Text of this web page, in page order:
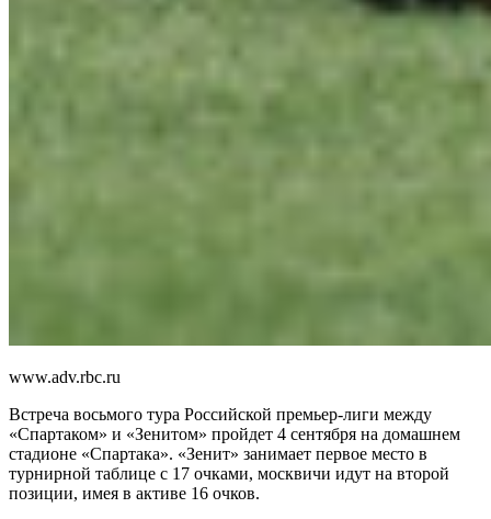
www.adv.rbc.ru
Встреча восьмого тура Российской премьер-лиги между
«Спартаком» и «Зенитом» пройдет 4 сентября на домашнем
стадионе «Спартака». «Зенит» занимает первое место в
турнирной таблице с 17 очками, москвичи идут на второй
позиции, имея в активе 16 очков.